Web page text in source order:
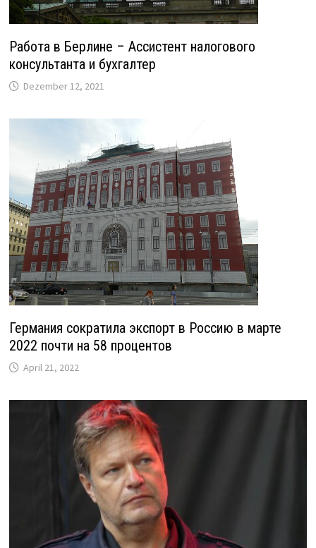
Работа в Берлине – Ассистент налогового
консультанта и бухгалтер
Dezember 12, 2021
Германия сократила экспорт в Россию в марте
2022 почти на 58 процентов
April 21, 2022